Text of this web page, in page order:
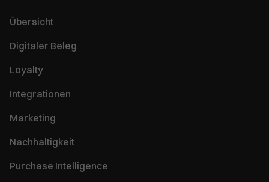
Übersicht
Digitaler Beleg
Loyalty
Integrationen
Marketing
Nachhaltigkeit
Purchase Intelligence